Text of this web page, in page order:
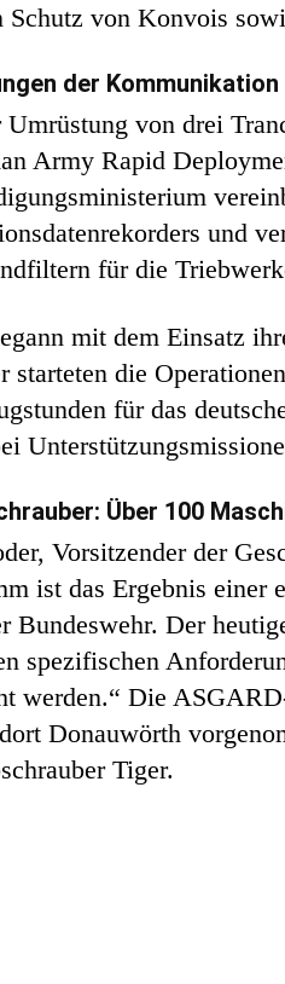
Schutz von Konvois
der
Umrüstung von drei
Army Rapid
und
für die
mit dem Einsatz
starteten die
für das
Über 100
Vorsitzender der
ist das Ergebnis einer
Bundeswehr. Der
spezifischen
werden.“ Die
Donauwörth
Tiger.